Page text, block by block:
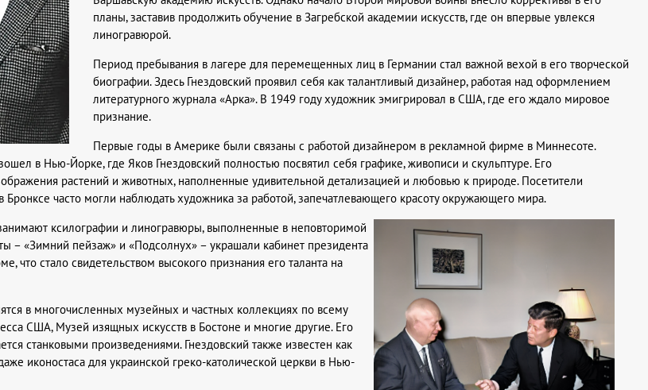
планы, заставив продолжить обучение в Загребской академии искусств, где он впервые увлекся
линогравюрой.
Период пребывания в лагере для перемещенных лиц в Германии стал важной вехой в его творческой
биографии. Здесь Гнездовский проявил себя как талантливый дизайнер, работая над оформлением
литературного журнала «Арка». В 1949 году художник эмигрировал в США, где его ждало мировое
признание.
Первые годы в Америке были связаны с работой дизайнером в рекламной фирме в Миннесоте.
в Нью-Йорке, где Яков Гнездовский полностью посвятил себя графике, живописи и скульптуре. Его
растений и животных, наполненные удивительной детализацией и любовью к природе. Посетители
Бронксе часто могли наблюдать художника за работой, запечатлевающего красоту окружающего мира.
ксилографии и линогравюры, выполненные в неповторимой
– «Зимний пейзаж» и «Подсолнух» – украшали кабинет президента
стало свидетельством высокого признания его таланта на
в многочисленных музейных и частных коллекциях по всему
США, Музей изящных искусств в Бостоне и многие другие. Его
станковыми произведениями. Гнездовский также известен как
иконостаса для украинской греко-католической церкви в Нью-